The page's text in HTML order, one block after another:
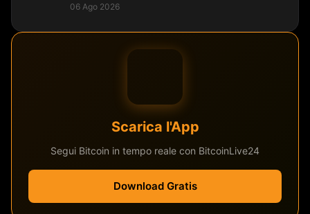
06 Ago 2026
Scarica l'App
Segui Bitcoin in tempo reale con BitcoinLive24
Download Gratis